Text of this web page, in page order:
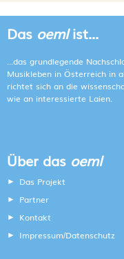
Das oemlist...
...das grundlegende
Musikleben in Österreich in
richtet sich an die
wie an interessierte Laien.
Über das oeml
Das Projekt
Partner
Kontakt
Impressum/Datenschutz